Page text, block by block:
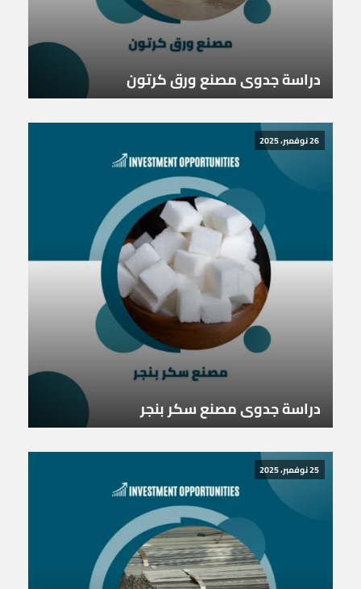
دراسة جدوى مصنع ورق كرتون
26 نوفمبر، 2025
دراسة جدوى مصنع سكر بنجر
25 نوفمبر، 2025